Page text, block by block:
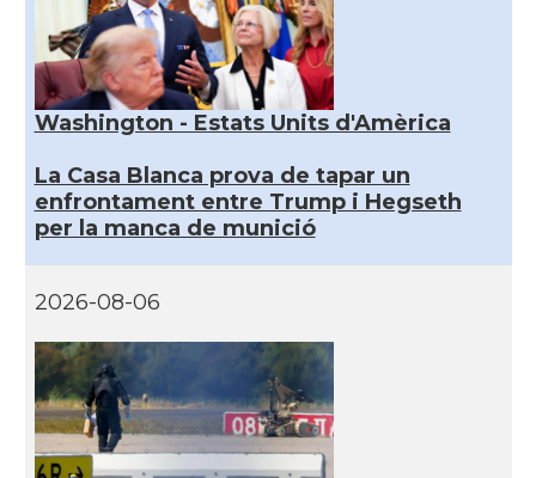
Washington - Estats Units d'Amèrica
La Casa Blanca prova de tapar un
enfrontament entre Trump i Hegseth
per la manca de munició
2026-08-06